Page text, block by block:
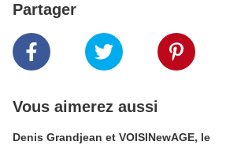
Partager
Vous aimerez aussi
Denis Grandjean et VOISINewAGE, le